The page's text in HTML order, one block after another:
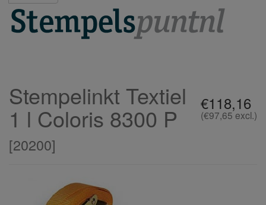
€118,16
(€97,65 excl.)
Stempelinkt Textiel
1 l Coloris 8300 P
[20200]